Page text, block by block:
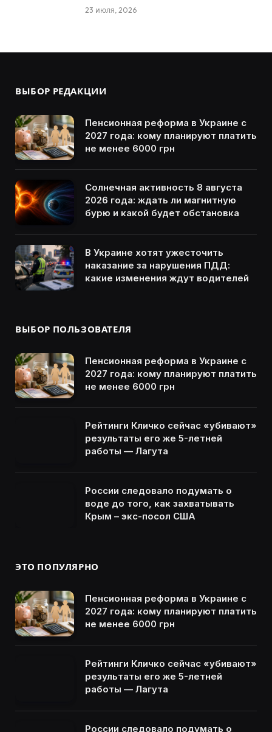
23 июля, 2026
ВЫБОР РЕДАКЦИИ
Пенсионная реформа в Украине с
2027 года: кому планируют платить
не менее 6000 грн
Солнечная активность 8 августа
2026 года: ждать ли магнитную
бурю и какой будет обстановка
В Украине хотят ужесточить
наказание за нарушения ПДД:
какие изменения ждут водителей
ВЫБОР ПОЛЬЗОВАТЕЛЯ
Пенсионная реформа в Украине с
2027 года: кому планируют платить
не менее 6000 грн
Рейтинги Кличко сейчас «убивают»
результаты его же 5-летней
работы — Лагута
России следовало подумать о
воде до того, как захватывать
Крым – экс-посол США
ЭТО ПОПУЛЯРНО
Пенсионная реформа в Украине с
2027 года: кому планируют платить
не менее 6000 грн
Рейтинги Кличко сейчас «убивают»
результаты его же 5-летней
работы — Лагута
России следовало подумать о